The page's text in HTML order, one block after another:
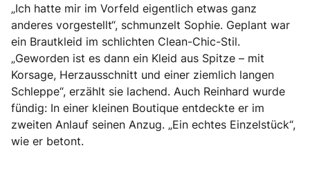
„Ich hatte mir im Vorfeld eigentlich etwas ganz
anderes vorgestellt“, schmunzelt Sophie. Geplant war
ein Brautkleid im schlichten Clean-Chic-Stil.
„Geworden ist es dann ein Kleid aus Spitze – mit
Korsage, Herzausschnitt und einer ziemlich langen
Schleppe“, erzählt sie lachend. Auch Reinhard wurde
fündig: In einer kleinen Boutique entdeckte er im
zweiten Anlauf seinen Anzug. „Ein echtes Einzelstück“,
wie er betont.